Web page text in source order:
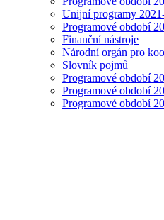
Unijní programy
Programové období
Finanční nástroje
Národní orgán pro
Slovník pojmů
Programové období
Programové období
Programové období